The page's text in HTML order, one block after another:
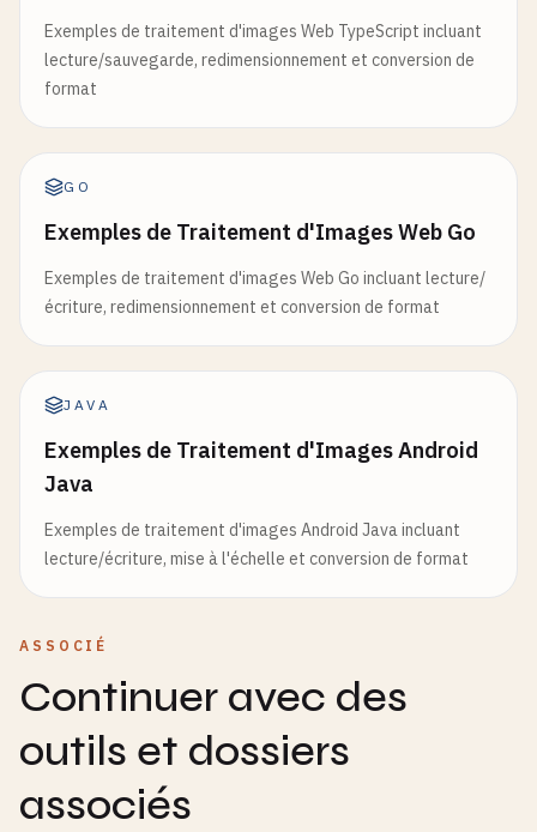
Exemples de traitement d'images Web TypeScript incluant
lecture/sauvegarde, redimensionnement et conversion de
format
GO
Exemples de Traitement d'Images Web Go
Exemples de traitement d'images Web Go incluant lecture/
écriture, redimensionnement et conversion de format
JAVA
Exemples de Traitement d'Images Android
Java
Exemples de traitement d'images Android Java incluant
lecture/écriture, mise à l'échelle et conversion de format
ASSOCIÉ
Continuer avec des
outils et dossiers
associés